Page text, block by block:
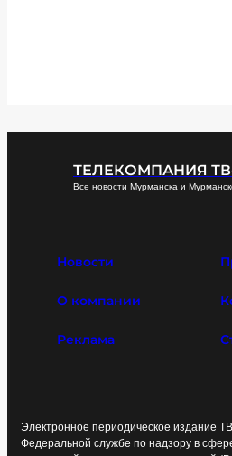
ТЕЛЕКОМПАНИЯ ТВ-
Все новости Мурманска и
Новости
О компании
Реклама
Электронное периодическое издание
Федеральной службе по надзору в